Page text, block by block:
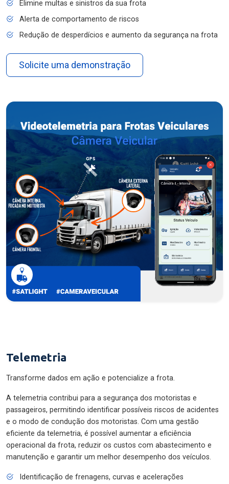
Elimine multas e sinistros da sua frota
Alerta de comportamento de riscos
Redução de desperdícios e aumento da segurança na frota
Solicite uma demonstração
Telemetria
Transforme dados em ação e potencialize a frota.
A telemetria contribui para a segurança dos motoristas e
passageiros, permitindo identificar possíveis riscos de acidentes
e o modo de condução dos motoristas. Com uma gestão
eficiente da telemetria, é possível aumentar a eficiência
operacional da frota, reduzir os custos com abastecimento e
manutenção e garantir um melhor desempenho dos veículos.
Identificação de frenagens, curvas e acelerações